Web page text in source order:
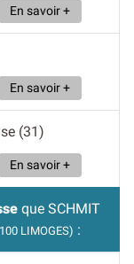
En savoir +
En savoir +
(31)
En savoir +
que SCHMIT
LIMOGES) :